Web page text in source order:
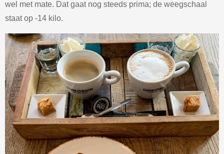
wel met mate. Dat gaat nog steeds prima; de weegschaal
staat op -14 kilo.